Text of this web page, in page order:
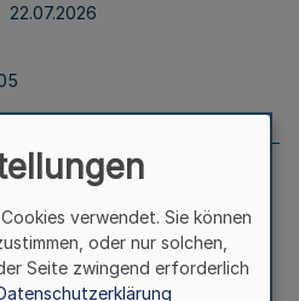
22.07.2026
Nr. 204 vom
verwendet. Sie können
oder nur solchen,
Seite zwingend erforderlich